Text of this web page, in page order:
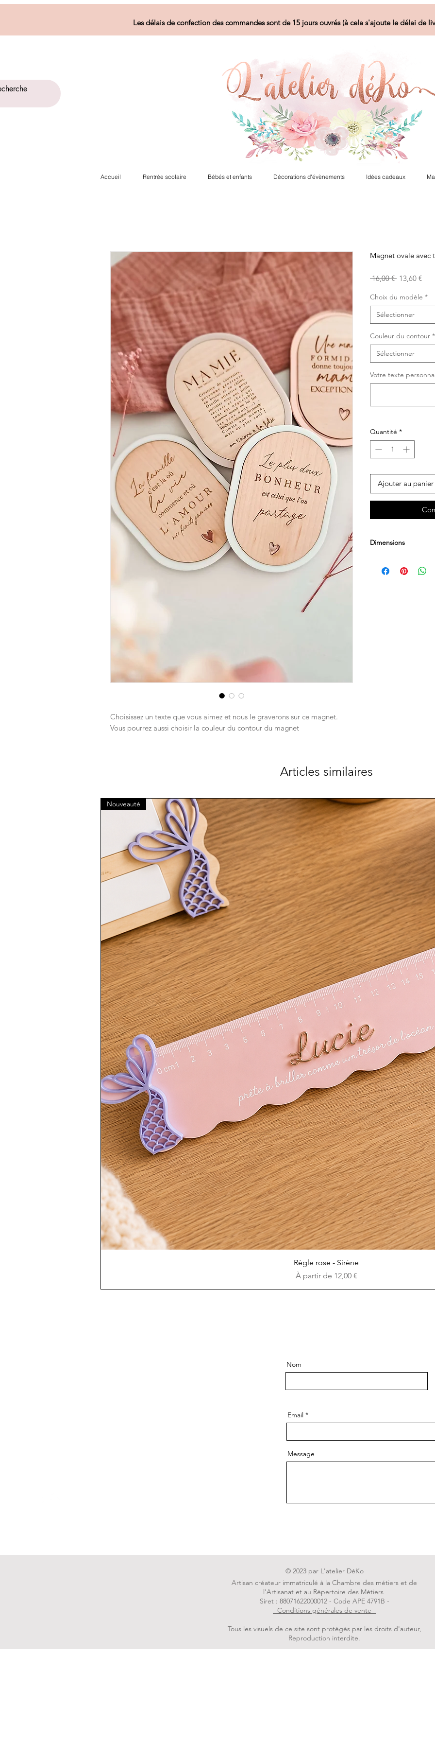
Les délais de confection des commandes sont de 15 jours ouvrés (à cela s'ajoute le délai de
Accueil Rentrée scolaire Bébés et enfants Décorations d'évènements Idées cadeaux
Choisissez un texte que vous aimez et nous le graverons sur ce magnet.
Vous pourrez aussi choisir la couleur du contour du magnet
Magnet ovale avec
16,00 € Prix
13,60 €Prix
Choix du modèle *
Sélectionner
Couleur du contour *
Sélectionner
Votre texte
Quantité *
Ajouter au panier
Dimensions
Articles similaires
Aperçu rapide
Nouveauté
Règle rose - Sirène
À partir de 12,00 €
Prix promotionnel
Nom
Email
Message
© 2023 par L'atelier DéKo
Artisan créateur immatriculé à la Chambre des métiers et de
l'Artisanat et au Répertoire des Métiers
Siret : 88071622000012 - Code APE 4791B -
- Conditions générales de vente -
Tous les visuels de ce site sont protégés par les droits d'auteur,
Reproduction interdite.